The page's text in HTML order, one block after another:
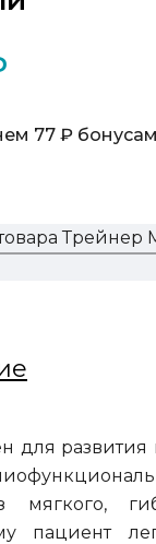
77 ₽
Трейнер
для
мягкого,
пациент